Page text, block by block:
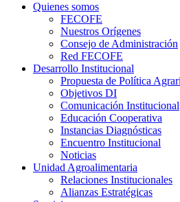
Quienes somos
FECOFE
Nuestros Orígenes
Consejo de Administración
Red FECOFE
Desarrollo Institucional
Propuesta de Política
Objetivos DI
Comunicación Institucional
Educación Cooperativa
Instancias Diagnósticas
Encuentro Institucional
Noticias
Unidad Agroalimentaria
Relaciones Institucionales
Alianzas Estratégicas